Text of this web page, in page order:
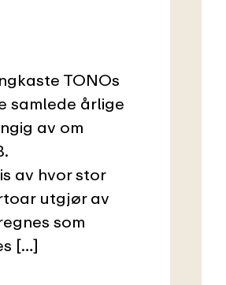
TONOs
samlede årlige
av om
av hvor stor
utgjør av
som
[…]